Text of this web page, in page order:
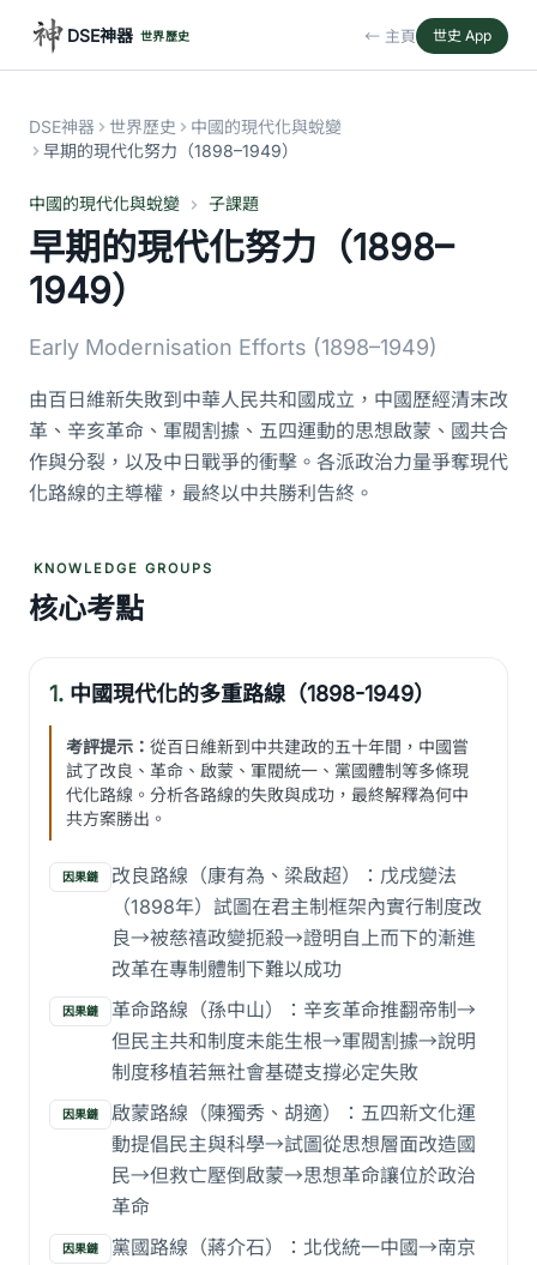
DSE神器 世界歷史 ← 主頁 世史 App
DSE神器 世界歷史
中國的現代化與蛻變
早期的現代化努力（1898–1949）
中國的現代化與蛻變 子課題
早期的現代化努力（1898–
1949）
Early Modernisation Efforts (1898–1949)
由百日維新失敗到中華人民共和國成立，中國歷經清末改
革、辛亥革命、軍閥割據、五四運動的思想啟蒙、國共合
作與分裂，以及中日戰爭的衝擊。各派政治力量爭奪現代
化路線的主導權，最終以中共勝利告終。
KNOWLEDGE GROUPS
核心考點
1. 中國現代化的多重路線（1898-1949）
考評提示： 從百日維新到中共建政的五十年間，中國嘗
試了改良、革命、啟蒙、軍閥統一、黨國體制等多條現
代化路線。分析各路線的失敗與成功，最終解釋為何中
共方案勝出。
因果鏈
改良路線（康有為、梁啟超）：戊戌變法
（1898年）試圖在君主制框架內實行制度改
良→被慈禧政變扼殺→證明自上而下的漸進
改革在專制體制下難以成功
因果鏈
革命路線（孫中山）：辛亥革命推翻帝制→
但民主共和制度未能生根→軍閥割據→說明
制度移植若無社會基礎支撐必定失敗
因果鏈
啟蒙路線（陳獨秀、胡適）：五四新文化運
動提倡民主與科學→試圖從思想層面改造國
民→但救亡壓倒啟蒙→思想革命讓位於政治
革命
因果鏈
黨國路線（蔣介石）：北伐統一中國→南京